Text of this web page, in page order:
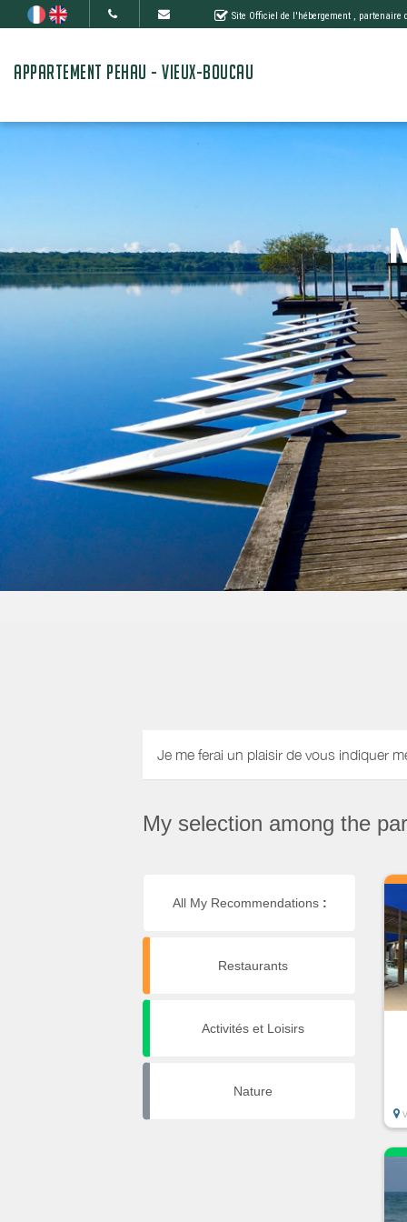
Site Officiel de l'hébergement , partenaire
APPARTEMENT PEHAU - VIEUX-BOUCAU
Je me ferai un plaisir de vous indiquer
My selection among the
All My Recommendations :
Restaurants
Activités et Loisirs
Nature